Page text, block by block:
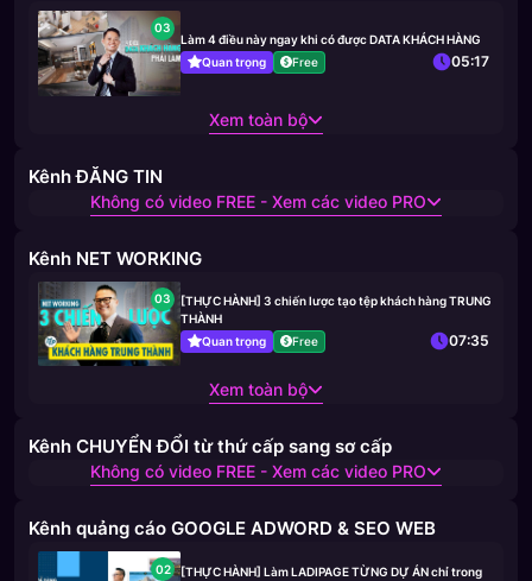
03
Làm 4 điều này ngay khi có được DATA KHÁCH HÀNG
Quan trọng
Free 05:17
Xem toàn bộ
Kênh ĐĂNG TIN
Không có video FREE - Xem các video PRO
Kênh NET WORKING
03
[THỰC HÀNH] 3 chiến lược tạo tệp khách hàng TRUNG
THÀNH
Quan trọng
Free 07:35
Xem toàn bộ
Kênh CHUYỂN ĐỔI từ thứ cấp sang sơ cấp
Không có video FREE - Xem các video PRO
Kênh quảng cáo GOOGLE ADWORD & SEO WEB
02
[THỰC HÀNH] Làm LADIPAGE TỪNG DỰ ÁN chỉ trong